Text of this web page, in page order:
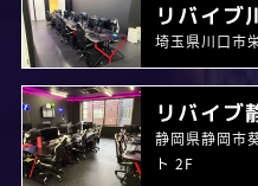
リバイブ
埼玉県川口市
リバイブ
静岡県静岡市
ト 2F